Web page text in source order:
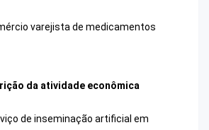
varejista de medicamentos
da atividade econômica
de inseminação artificial em